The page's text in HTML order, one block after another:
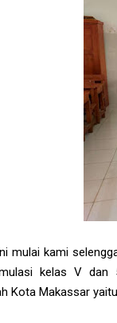
mulai kami
kelas V dan
Kota Makassar